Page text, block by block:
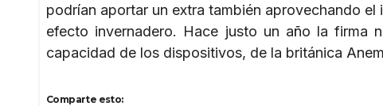
podrían aportar un extra también aprovechando
efecto invernadero. Hace justo un año la firma
capacidad de los dispositivos, de la británica
Comparte esto: